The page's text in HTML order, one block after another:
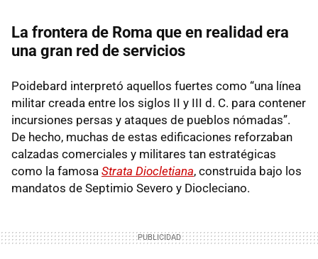
La frontera de Roma que en realidad era
una gran red de servicios
Poidebard interpretó aquellos fuertes como “una línea
militar creada entre los siglos II y III d. C. para contener
incursiones persas y ataques de pueblos nómadas”.
De hecho, muchas de estas edificaciones reforzaban
calzadas comerciales y militares tan estratégicas
como la famosa Strata Diocletiana, construida bajo los
mandatos de Septimio Severo y Diocleciano.